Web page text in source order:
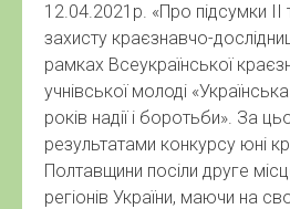
12.04.2021р. «Про підсумки ІІ
захисту краєзнавчо-
рамках Всеукраїнської
учнівської молоді
років надії і боротьби». За
результатами конкурсу юні
Полтавщини посіли друге
регіонів України, маючи на